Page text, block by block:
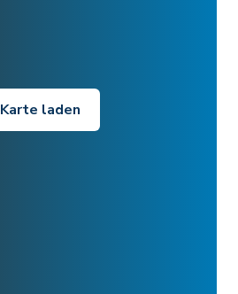
Karte laden